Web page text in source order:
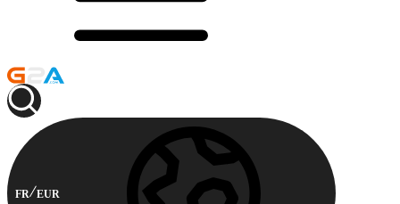
FR EUR